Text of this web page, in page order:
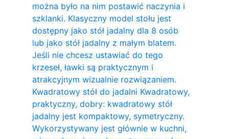
można było na nim postawić naczynia i
szklanki. Klasyczny model stołu jest
dostępny jako stół jadalny dla 8 osób
lub jako stół jadalny z małym blatem.
Jeśli nie chcesz ustawiać do tego
krzeseł, ławki są praktycznym i
atrakcyjnym wizualnie rozwiązaniem.
Kwadratowy stół do ​​jadalni Kwadratowy,
praktyczny, dobry: kwadratowy stół
jadalny jest kompaktowy, symetryczny.
Wykorzystywany jest głównie w kuchni,